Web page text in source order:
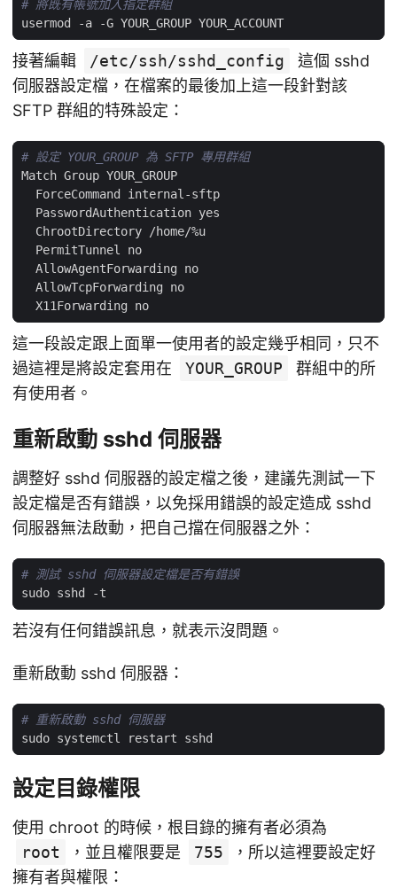
# 將既有帳號加入指定群組
接著編輯 /etc/ssh/sshd_config
這個 sshd
伺服器設定檔，在檔案的最後加上這一段針對該
SFTP 群組的特殊設定：
# 設定 YOUR_GROUP 為 SFTP 專用群組
這一段設定跟上面單一使用者的設定幾乎相同，只不
過這裡是將設定套用在
YOUR_GROUP
群組中的所
有使用者。
重新啟動 sshd 伺服器
調整好 sshd 伺服器的設定檔之後，建議先測試一下
設定檔是否有錯誤，以免採用錯誤的設定造成 sshd
伺服器無法啟動，把自己擋在伺服器之外：
# 測試 sshd 伺服器設定檔是否有錯誤
若沒有任何錯誤訊息，就表示沒問題。
重新啟動 sshd 伺服器：
# 重新啟動 sshd 伺服器
設定目錄權限
使用 chroot 的時候，根目錄的擁有者必須為
root
，並且權限要是 755
，所以這裡要設定好
擁有者與權限：